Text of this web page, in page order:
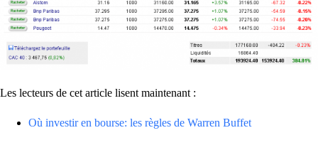
Les lecteurs de cet article lisent maintenant :
Où investir en bourse: les règles de Warren Buffet